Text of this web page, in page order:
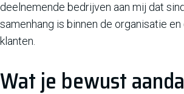
deelnemende bedrijven aan mij dat
samenhang is binnen de organisatie
klanten.
Wat je bewust